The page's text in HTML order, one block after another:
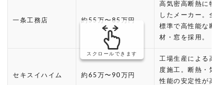
一条工務店 約55万〜85万円
高気密高断熱に特
したメーカー。全
標準で高性能な断
材・窓を採用。
セキスイハイム 約65万〜90万円
工場生産による高
度施工。断熱・気
性能の安定性が高
スクロールできます